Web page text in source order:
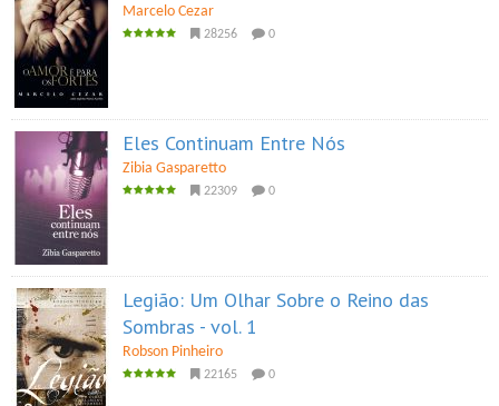
Marcelo Cezar
28256 0
Eles Continuam Entre Nós
Zibia Gasparetto
22309 0
Legião: Um Olhar Sobre o Reino das
Sombras - vol. 1
Robson Pinheiro
22165 0